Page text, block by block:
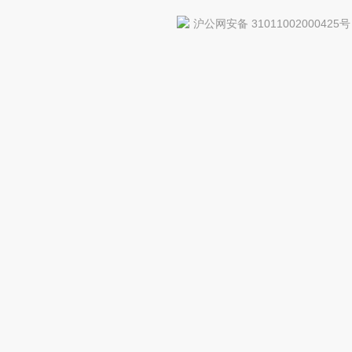
沪公网安备 31011002000425号